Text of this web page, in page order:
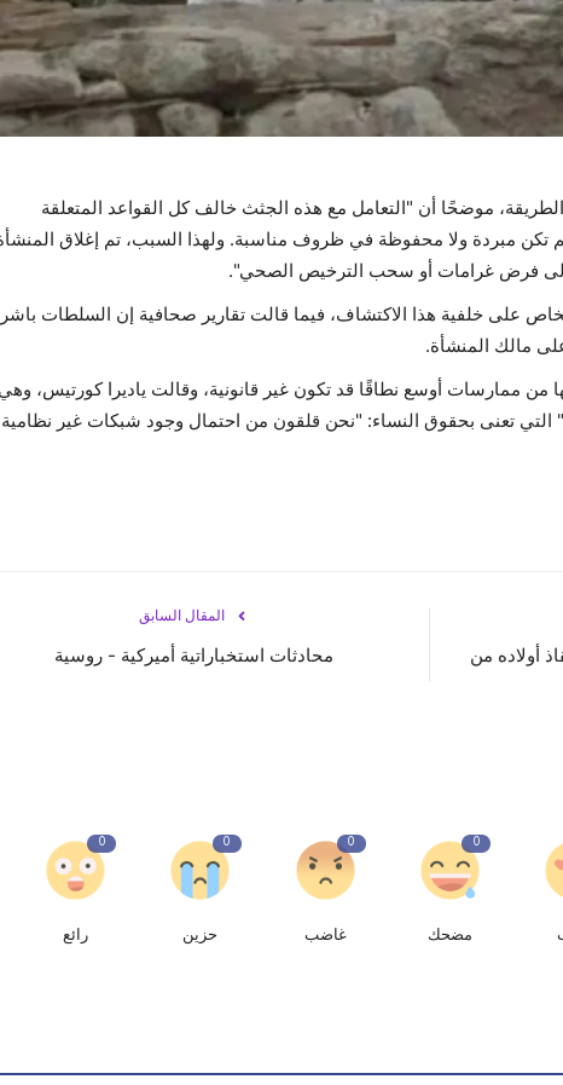
موضحًا أن "التعامل مع هذه الجثث خالف كل القواعد المتعلقة
تكن مبردة ولا محفوظة في ظروف مناسبة. ولهذا السبب، تم إغلاق
إلى فرض غرامات أو سحب الترخيص الصحي".
على خلفية هذا الاكتشاف، فيما قالت تقارير صحافية إن السلطات
مالك المنشأة.
ممارسات أوسع نطاقًا قد تكون غير قانونية، وقالت ياديرا كورتيس، وهي
تعنى بحقوق النساء: "نحن قلقون من احتمال وجود شبكات غير نظامية
المقال السابق
محادثات استخباراتية أميركية - روسية
أولاده من
0
مضحك
0
غاضب
0
حزين
0
رائع